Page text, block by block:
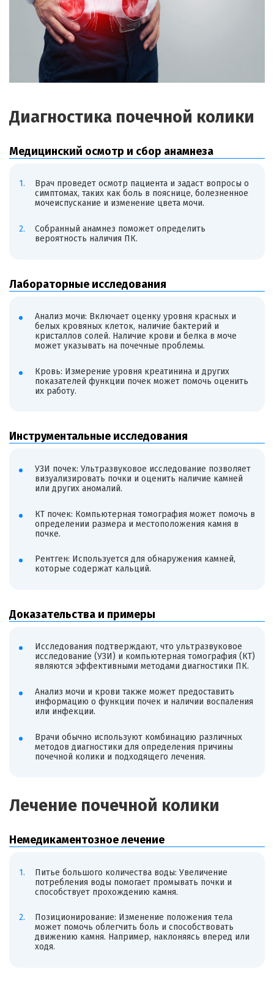
Диагностика почечной колики
Медицинский осмотр и сбор анамнеза
Врач проведет осмотр пациента и задаст вопросы о
симптомах, таких как боль в пояснице, болезненное
мочеиспускание и изменение цвета мочи.
Собранный анамнез поможет определить
вероятность наличия ПК.
Лабораторные исследования
Анализ мочи: Включает оценку уровня красных и
белых кровяных клеток, наличие бактерий и
кристаллов солей. Наличие крови и белка в моче
может указывать на почечные проблемы.
Кровь: Измерение уровня креатинина и других
показателей функции почек может помочь оценить
их работу.
Инструментальные исследования
УЗИ почек: Ультразвуковое исследование позволяет
визуализировать почки и оценить наличие камней
или других аномалий.
КТ почек: Компьютерная томография может помочь в
определении размера и местоположения камня в
почке.
Рентген: Используется для обнаружения камней,
которые содержат кальций.
Доказательства и примеры
Исследования подтверждают, что ультразвуковое
исследование (УЗИ) и компьютерная томография (КТ)
являются эффективными методами диагностики ПК.
Анализ мочи и крови также может предоставить
информацию о функции почек и наличии воспаления
или инфекции.
Врачи обычно используют комбинацию различных
методов диагностики для определения причины
почечной колики и подходящего лечения.
Лечение почечной колики
Немедикаментозное лечение
Питье большого количества воды: Увеличение
потребления воды помогает промывать почки и
способствует прохождению камня.
Позиционирование: Изменение положения тела
может помочь облегчить боль и способствовать
движению камня. Например, наклоняясь вперед или
ходя.